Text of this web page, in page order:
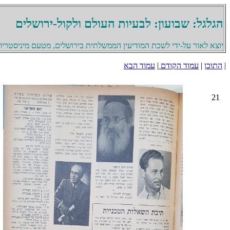
הגלגל: שבועון: לבעיות העולם ולקול-ירושלים
יוצא לאור על-ידי לשכת המודיעין הממשלתית בירושלים, מטעם
| התוכן | עמוד הקודם | עמוד הבא
21